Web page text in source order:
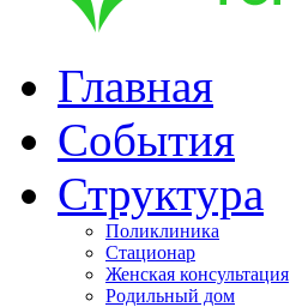
Главная
События
Структура
Поликлиника
Стационар
Женская консультация
Родильный дом